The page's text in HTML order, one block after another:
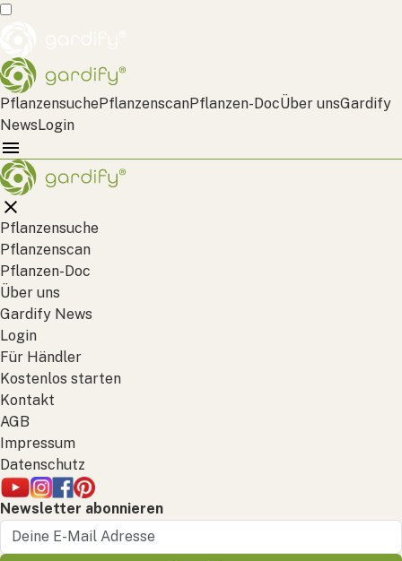
PflanzensuchePflanzenscanPflanzen-DocÜber unsGardify
NewsLogin
Pflanzensuche
Pflanzenscan
Pflanzen-Doc
Über uns
Gardify News
Login
Für Händler
Kostenlos starten
Kontakt
AGB
Impressum
Datenschutz
Newsletter abonnieren